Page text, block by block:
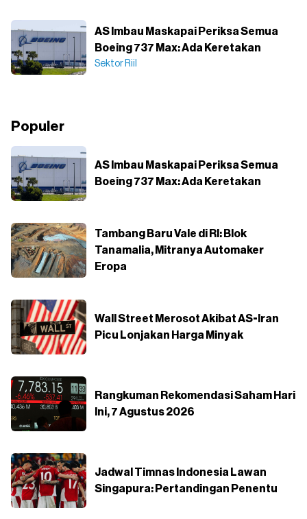
AS Imbau Maskapai Periksa Semua
Boeing 737 Max: Ada Keretakan
Sektor Riil
Populer
AS Imbau Maskapai Periksa Semua
Boeing 737 Max: Ada Keretakan
Tambang Baru Vale di RI: Blok
Tanamalia, Mitranya Automaker
Eropa
Wall Street Merosot Akibat AS-Iran
Picu Lonjakan Harga Minyak
Rangkuman Rekomendasi Saham Hari
Ini, 7 Agustus 2026
Jadwal Timnas Indonesia Lawan
Singapura: Pertandingan Penentu